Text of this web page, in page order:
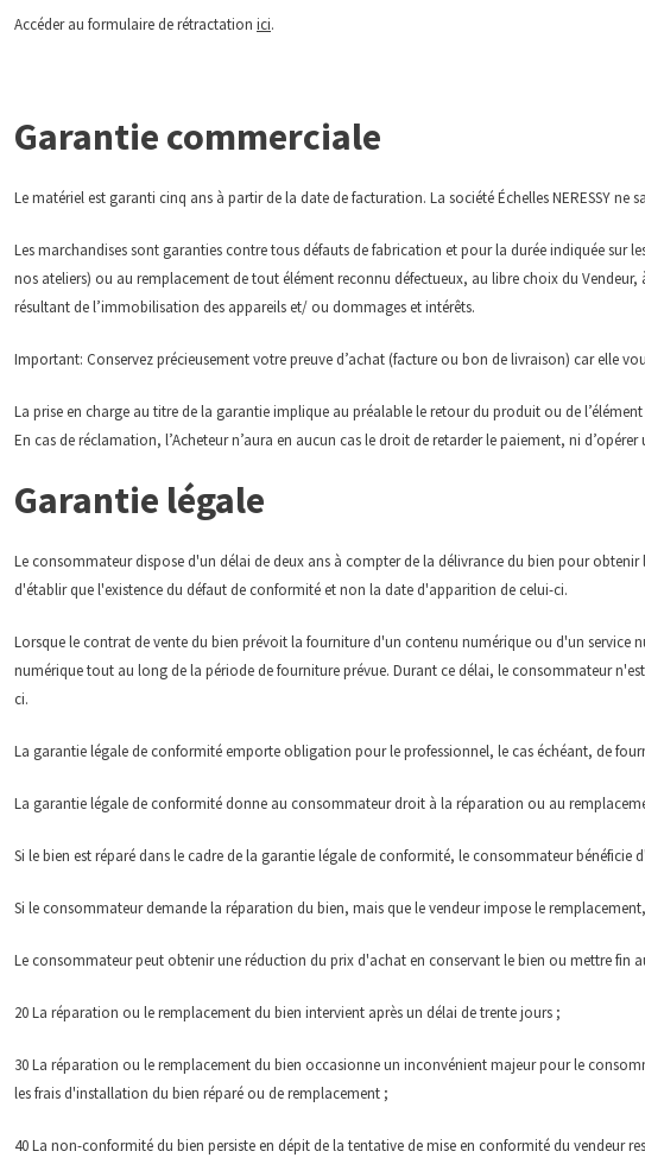
Accéder au formulaire de rétractation ici.
Garantie commerciale
Le matériel est garanti cinq ans à partir de la date de facturation. La société Échelles NERESSY
Les marchandises sont garanties contre tous défauts de fabrication et pour la durée indiquée
nos ateliers) ou au remplacement de tout élément reconnu défectueux, au libre choix du
résultant de l’immobilisation des appareils et/ ou dommages et intérêts.
Important: Conservez précieusement votre preuve d’achat (facture ou bon de livraison) car elle
La prise en charge au titre de la garantie implique au préalable le retour du produit ou de
En cas de réclamation, l’Acheteur n’aura en aucun cas le droit de retarder le paiement, ni
Garantie légale
Le consommateur dispose d'un délai de deux ans à compter de la délivrance du bien pour
d'établir que l'existence du défaut de conformité et non la date d'apparition de celui-ci.
Lorsque le contrat de vente du bien prévoit la fourniture d'un contenu numérique ou d'un service
numérique tout au long de la période de fourniture prévue. Durant ce délai, le consommateur
ci.
La garantie légale de conformité emporte obligation pour le professionnel, le cas échéant, de
La garantie légale de conformité donne au consommateur droit à la réparation ou au
Si le bien est réparé dans le cadre de la garantie légale de conformité, le consommateur bénéficie
Si le consommateur demande la réparation du bien, mais que le vendeur impose le
Le consommateur peut obtenir une réduction du prix d'achat en conservant le bien ou mettre fin
20 La réparation ou le remplacement du bien intervient après un délai de trente jours ;
30 La réparation ou le remplacement du bien occasionne un inconvénient majeur pour le
les frais d'installation du bien réparé ou de remplacement ;
40 La non-conformité du bien persiste en dépit de la tentative de mise en conformité du vendeur